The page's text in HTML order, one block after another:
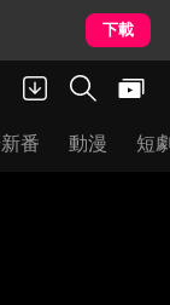
下載
番 動漫 短